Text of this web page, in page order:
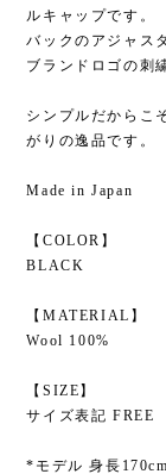
ルキャップです。
バックのアジャス
ブランドロゴの刺
シンプルだからこ
がりの逸品です。
Made in Japan
【COLOR】
BLACK
【MATERIAL】
Wool 100%
【SIZE】
サイズ表記 FREE
*モデル 身長